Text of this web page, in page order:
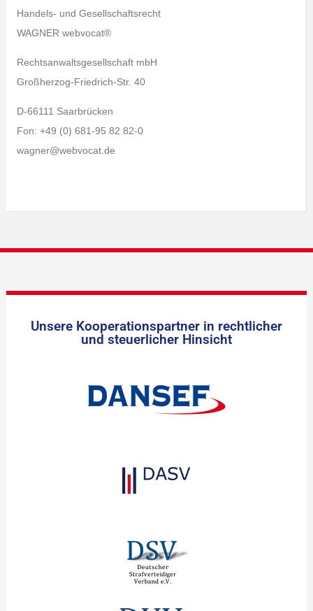
Handels- und Gesellschaftsrecht
WAGNER webvocat®
Rechtsanwaltsgesellschaft mbH
Großherzog-Friedrich-Str. 40
D-66111 Saarbrücken
Fon: +49 (0) 681-95 82 82-0
wagner@webvocat.de
Unsere Kooperationspartner in rechtlicher
und steuerlicher Hinsicht